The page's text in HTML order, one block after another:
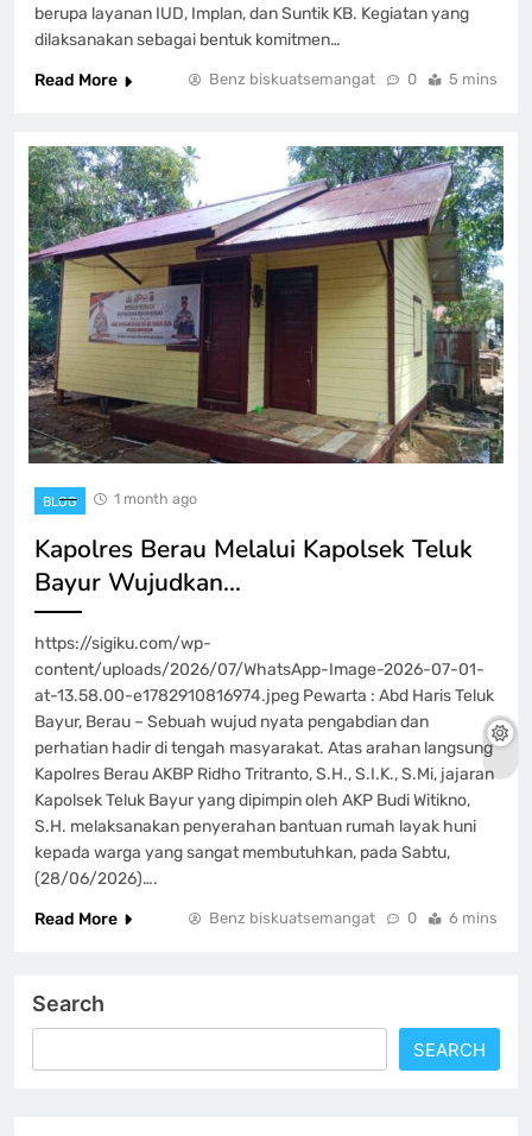
berupa layanan IUD, Implan, dan Suntik KB. Kegiatan yang
dilaksanakan sebagai bentuk komitmen…
Read More
Benz biskuatsemangat 0 5 mins
BLOG 1 month ago
Kapolres Berau Melalui Kapolsek Teluk
Bayur Wujudkan…
https://sigiku.com/wp-
content/uploads/2026/07/WhatsApp-Image-2026-07-01-
at-13.58.00-e1782910816974.jpeg Pewarta : Abd Haris Teluk
Bayur, Berau – Sebuah wujud nyata pengabdian dan
perhatian hadir di tengah masyarakat. Atas arahan langsung
Kapolres Berau AKBP Ridho Tritranto, S.H., S.I.K., S.Mi, jajaran
Kapolsek Teluk Bayur yang dipimpin oleh AKP Budi Witikno,
S.H. melaksanakan penyerahan bantuan rumah layak huni
kepada warga yang sangat membutuhkan, pada Sabtu,
(28/06/2026)….
Read More
Benz biskuatsemangat 0 6 mins
Search
SEARCH